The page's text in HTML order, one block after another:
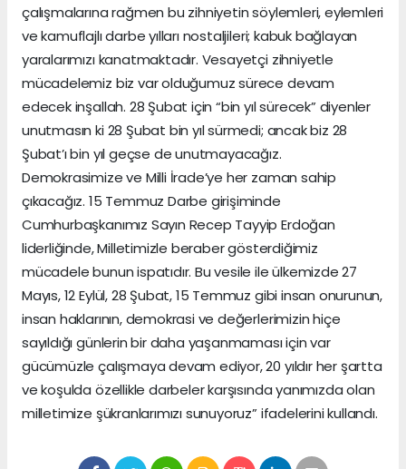
çalışmalarına rağmen bu zihniyetin söylemleri, eylemleri
ve kamuflajlı darbe yılları nostaljileri; kabuk bağlayan
yaralarımızı kanatmaktadır. Vesayetçi zihniyetle
mücadelemiz biz var olduğumuz sürece devam
edecek inşallah. 28 Şubat için “bin yıl sürecek” diyenler
unutmasın ki 28 Şubat bin yıl sürmedi; ancak biz 28
Şubat’ı bin yıl geçse de unutmayacağız.
Demokrasimize ve Milli İrade’ye her zaman sahip
çıkacağız. 15 Temmuz Darbe girişiminde
Cumhurbaşkanımız Sayın Recep Tayyip Erdoğan
liderliğinde, Milletimizle beraber gösterdiğimiz
mücadele bunun ispatıdır. Bu vesile ile ülkemizde 27
Mayıs, 12 Eylül, 28 Şubat, 15 Temmuz gibi insan onurunun,
insan haklarının, demokrasi ve değerlerimizin hiçe
sayıldığı günlerin bir daha yaşanmaması için var
gücümüzle çalışmaya devam ediyor, 20 yıldır her şartta
ve koşulda özellikle darbeler karşısında yanımızda olan
milletimize şükranlarımızı sunuyoruz” ifadelerini kullandı.